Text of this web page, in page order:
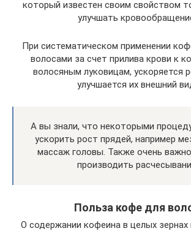
который известен своим свойством
улучшать
При систематическом применении
волосами за счет прилива крови к
волосяным луковицам, ускоряется
улучшается их внешний
А вы знали, что некоторыми
ускорить рост прядей, например
массаж головы. Также очень
производить
Польза кофе для
О содержании кофеина в целых зернах